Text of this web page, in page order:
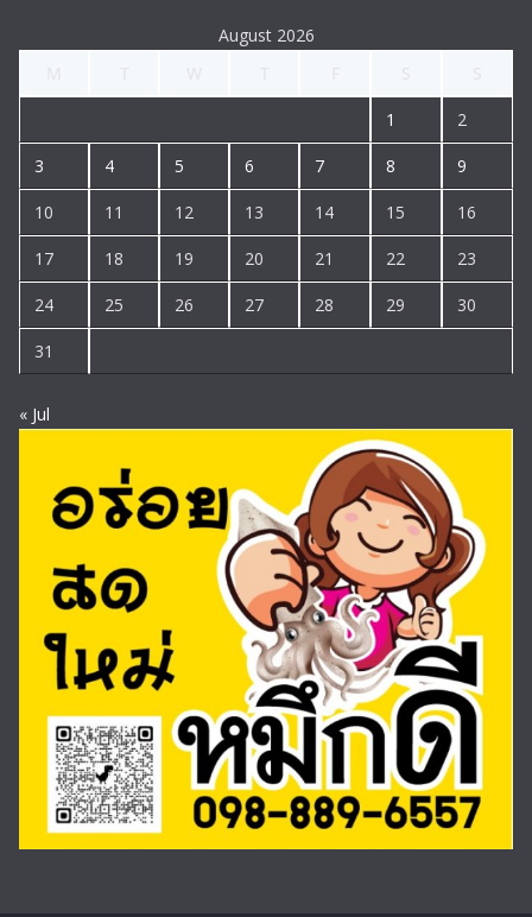
August 2026
1 2
3 4 5 6 7 8 9
10 11 12 13 14 15 16
17 18 19 20 21 22 23
24 25 26 27 28 29 30
31
« Jul